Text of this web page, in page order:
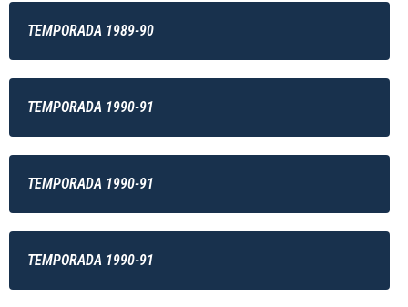
TEMPORADA 1989-90
TEMPORADA 1990-91
TEMPORADA 1990-91
TEMPORADA 1990-91